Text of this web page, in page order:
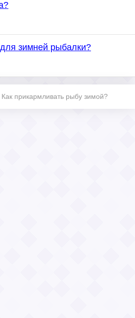
зимней рыбалки?
Как прикармливать рыбу зимой?